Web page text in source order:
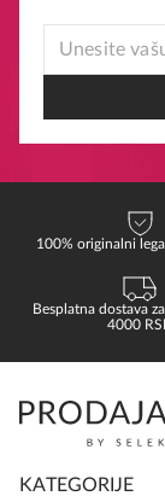
100% originalni
Besplatna dostava
4000
KATEGORIJE